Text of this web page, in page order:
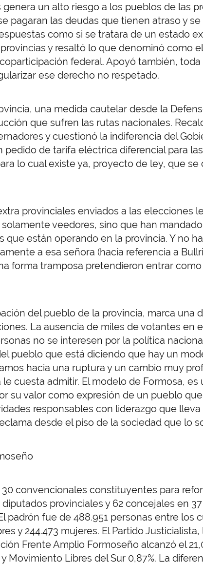
un alto riesgo a los pueblos de las
pagaran las deudas que tienen atraso y
como si se tratara de un estado
y resaltó lo que denominó como
federal. Apoyó también,
ese derecho no respetado.
una medida cautelar desde la
que sufren las rutas nacionales.
y cuestionó la indiferencia del
pedido de tarifa eléctrica diferencial para
lo cual existe ya, proyecto de ley, que
provinciales enviados a las elecciones
solamente veedores, sino que han
que están operando en la provincia. Y no
a esa señora (hacía referencia a
forma tramposa pretendieron entrar
del pueblo de la provincia, marca una
La ausencia de miles de votantes en
no se interesen por la política
pueblo que está diciendo que hay un
hacia una ruptura y un cambio muy
cuesta admitir. El modelo de Formosa, es
su valor como expresión de un pueblo
responsables con liderazgo que
desde el piso de la sociedad que lo
convencionales constituyentes para
provinciales y 62 concejales en
padrón fue de 488.951 personas entre los
y 244.473 mujeres. El Partido Justicialista,
Frente Amplio Formoseño alcanzó el
Movimiento Libres del Sur 0,87%. La